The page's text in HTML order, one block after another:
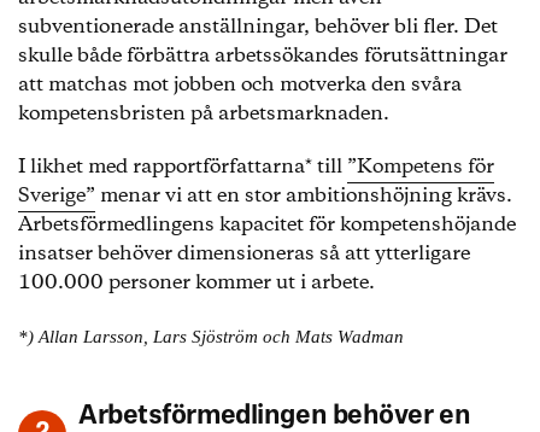
subventionerade anställningar, behöver bli fler. Det
skulle både förbättra arbetssökandes förutsättningar
att matchas mot jobben och motverka den svåra
kompetensbristen på arbetsmarknaden.
I likhet med rapportförfattarna* till ”Kompetens för
Sverige” menar vi att en stor ambitionshöjning krävs.
Arbetsförmedlingens kapacitet för kompetenshöjande
insatser behöver dimensioneras så att ytterligare
100.000 personer kommer ut i arbete.
*) Allan Larsson, Lars Sjöström och Mats Wadman
Arbetsförmedlingen behöver en